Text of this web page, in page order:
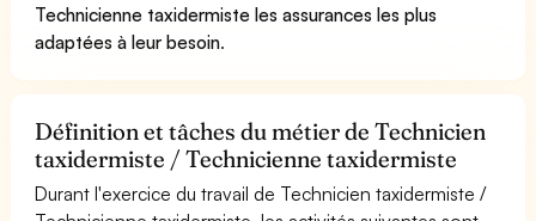
Technicienne taxidermiste les assurances les plus
adaptées à leur besoin.
Définition et tâches du métier de Technicien
taxidermiste / Technicienne taxidermiste
Durant l'exercice du travail de Technicien taxidermiste /